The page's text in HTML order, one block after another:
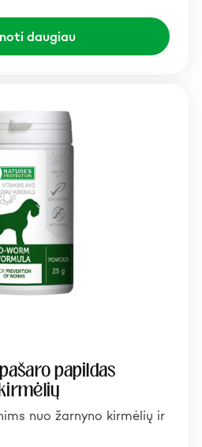
daugiau
papildas
nuo žarnyno kirmėlių ir